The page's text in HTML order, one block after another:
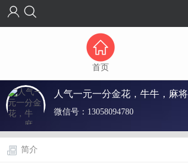
首页
人气一元一分金花，牛牛，麻
微信号： 13058094780
简介